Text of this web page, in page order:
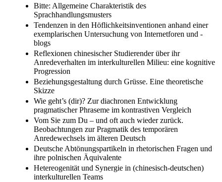
Bitte: Allgemeine Charakteristik des
Sprachhandlungsmusters
Tendenzen in den Höflichkeitsinventionen anhand einer
exemplarischen Untersuchung von Internetforen und -
blogs
Reflexionen chinesischer Studierender über ihr
Anredeverhalten im interkulturellen Milieu: eine kognitive
Progression
Beziehungsgestaltung durch Grüsse. Eine theoretische
Skizze
Wie geht’s (dir)? Zur diachronen Entwicklung
pragmatischer Phraseme im kontrastiven Vergleich
Vom Sie zum Du – und oft auch wieder zurück.
Beobachtungen zur Pragmatik des temporären
Anredewechsels im älteren Deutsch
Deutsche Abtönungspartikeln in rhetorischen Fragen und
ihre polnischen Äquivalente
Hetereogenität und Synergie in (chinesisch-deutschen)
interkulturellen Teams